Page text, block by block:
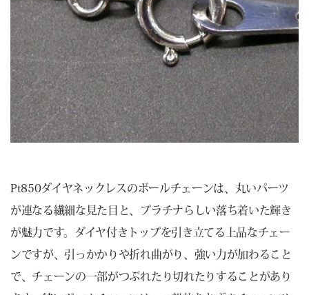
Pt850ダイヤネックレスのボールチェーンは、丸いパーツ
が連なる繊細な見た目と、プラチナらしい落ち着いた輝き
が魅力です。ダイヤ付きトップを引き立てる上品なチェー
ンですが、引っかかりや折れ曲がり、強い力が加わること
で、チェーンの一部がつぶれたり切れたりすることがあり